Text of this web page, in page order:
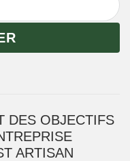
DES OBJECTIFS
ARTISAN